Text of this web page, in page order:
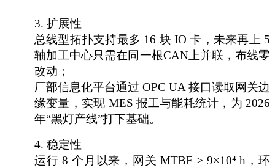
3. 扩展性
总线型拓扑支持最多 16 块 IO 卡，未来再上 5
轴加工中心只需在同一根CAN上并联，布线零
改动；
厂部信息化平台通过 OPC UA 接口读取网关边
缘变量，实现 MES 报工与能耗统计，为 2026
年“黑灯产线”打下基础。
4. 稳定性
运行 8 个月以来，网关 MTBF > 9×10⁴ h，环